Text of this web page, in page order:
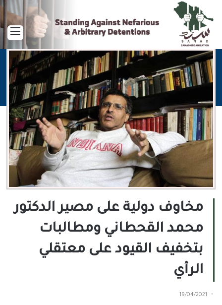
مخاوف دولية على مصير الدكتور
محمد القحطاني ومطالبات
بتخفيف القيود على معتقلي
الرأي
19/04/2021